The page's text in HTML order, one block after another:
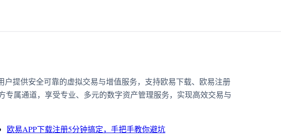
户提供安全可靠的虚拟交易与增值服务，支持欧易下载、欧易注册
专属通道，享受专业、多元的数字资产管理服务，实现高效交易与
欧易APP下载注册5分钟搞定，手把手教你避坑